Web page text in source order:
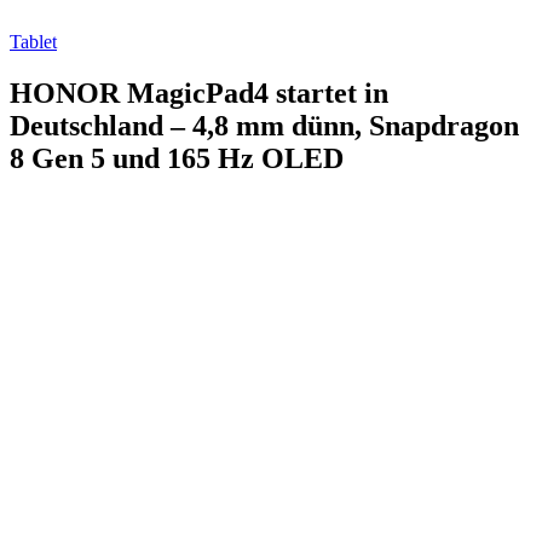
Tablet
HONOR MagicPad4 startet in
Deutschland – 4,8 mm dünn, Snapdragon
8 Gen 5 und 165 Hz OLED